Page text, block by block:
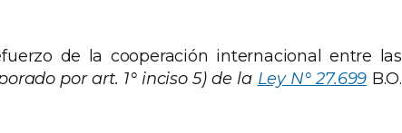
de la cooperación internacional entre las
por art. 1° inciso 5) de la Ley N° 27.699 B.O.